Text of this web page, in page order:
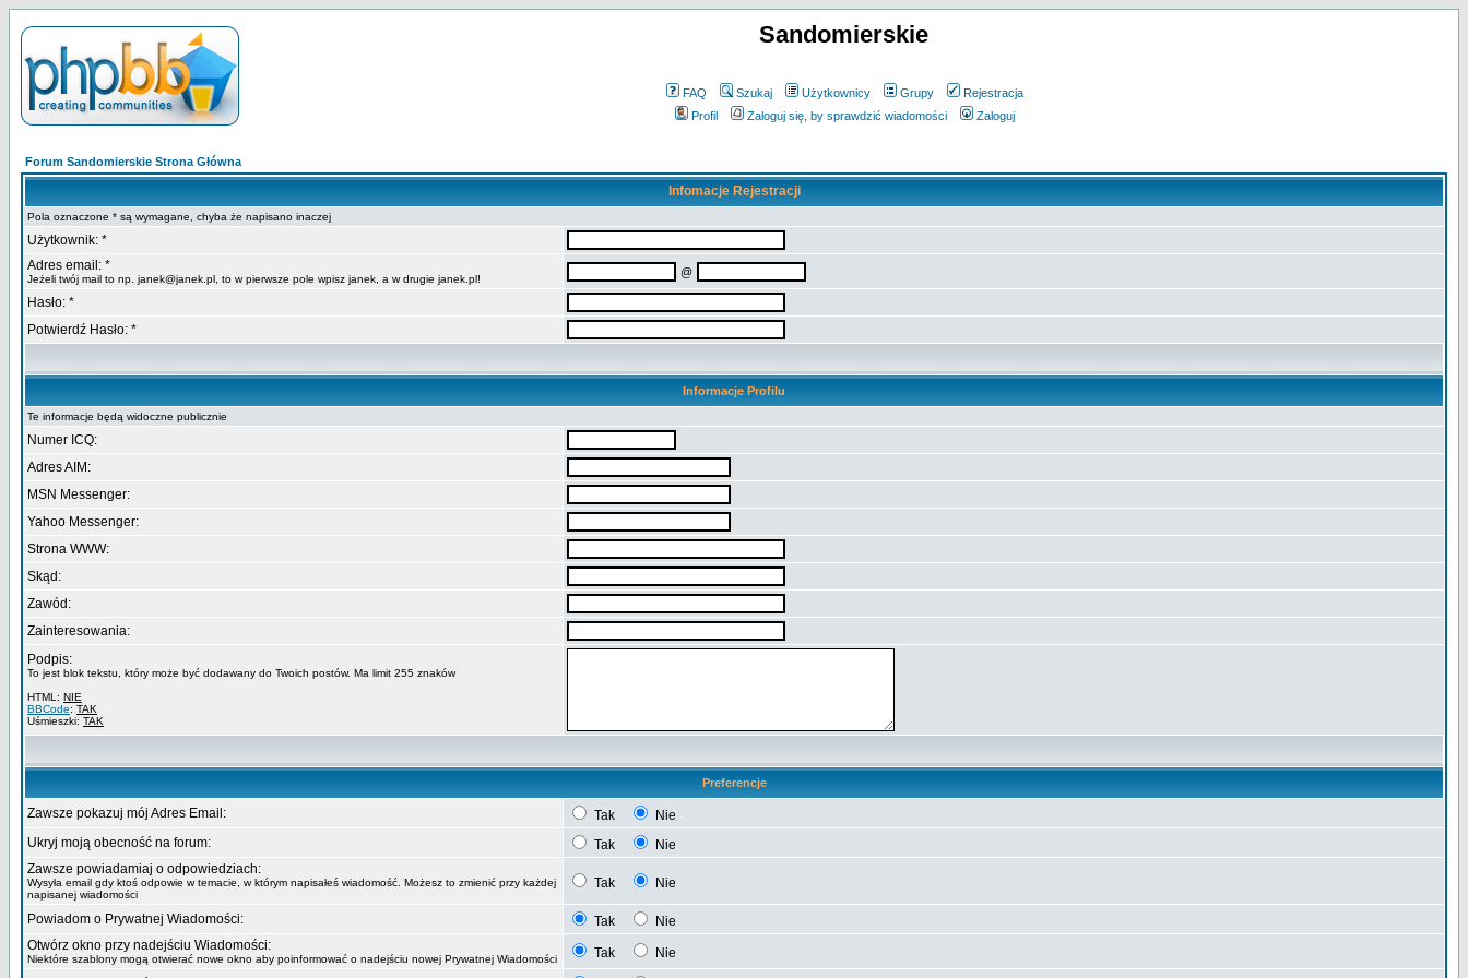
Sandomierskie
FAQ Szukaj Użytkownicy Grupy
Rejestracja
Profil
Zaloguj się, by sprawdzić wiadomości Zaloguj
Forum Sandomierskie Strona Główna
Infomacje Rejestracji
Pola oznaczone * są wymagane, chyba że napisano inaczej
Użytkownik: *
Adres email: *
Jeżeli twój mail to np. janek@janek.pl, to w pierwsze pole wpisz janek, a w drugie janek.pl!
@
Hasło: *
Potwierdź Hasło: *
Informacje Profilu
Te informacje będą widoczne publicznie
Numer ICQ:
Adres AIM:
MSN Messenger:
Yahoo Messenger:
Strona WWW:
Skąd:
Zawód:
Zainteresowania:
Podpis:
To jest blok tekstu, który może być dodawany do Twoich postów. Ma limit 255 znaków
HTML: NIE
BBCode: TAK
Uśmieszki: TAK
Preferencje
Zawsze pokazuj mój Adres Email: Tak
Nie
Ukryj moją obecność na forum:
Tak
Nie
Zawsze powiadamiaj o odpowiedziach:
Wysyła email gdy ktoś odpowie w temacie, w którym napisałeś wiadomość. Możesz to zmienić przy każdej
napisanej wiadomości
Tak Nie
Powiadom o Prywatnej Wiadomości: Tak
Nie
Otwórz okno przy nadejściu Wiadomości:
Niektóre szablony mogą otwierać nowe okno aby poinformować o nadejściu nowej Prywatnej Wiadomości Tak
Nie